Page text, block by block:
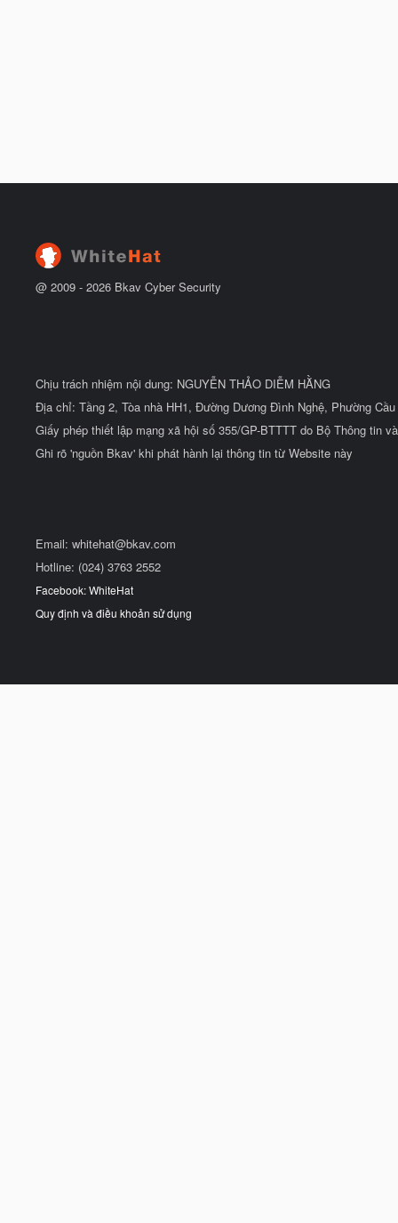
@ 2009 - 2026 Bkav Cyber Security
Chịu trách nhiệm nội dung: NGUYỄN THẢO DIỄM HẰNG
Địa chỉ: Tầng 2, Tòa nhà HH1, Đường Dương Đình Nghệ, Phường
Giấy phép thiết lập mạng xã hội số 355/GP-BTTTT do Bộ Thông tin
Ghi rõ 'nguồn Bkav' khi phát hành lại thông tin từ Website này
Email: whitehat@bkav.com
Hotline: (024) 3763 2552
Facebook: WhiteHat
Quy định và điều khoản sử dụng